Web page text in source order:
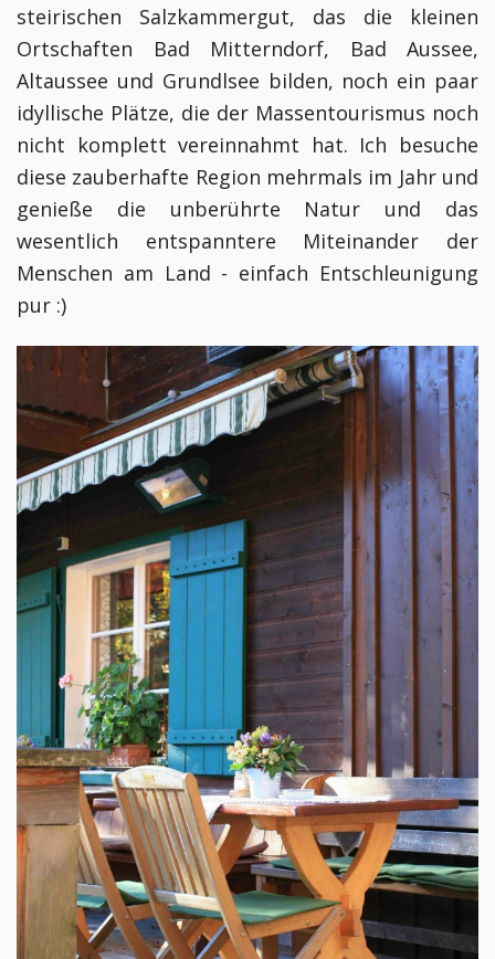
steirischen Salzkammergut, das die kleinen
Ortschaften Bad Mitterndorf, Bad Aussee,
Altaussee und Grundlsee bilden, noch ein paar
idyllische Plätze, die der Massentourismus noch
nicht komplett vereinnahmt hat. Ich besuche
diese zauberhafte Region mehrmals im Jahr und
genieße die unberührte Natur und das
wesentlich entspanntere Miteinander der
Menschen am Land - einfach Entschleunigung
pur :)